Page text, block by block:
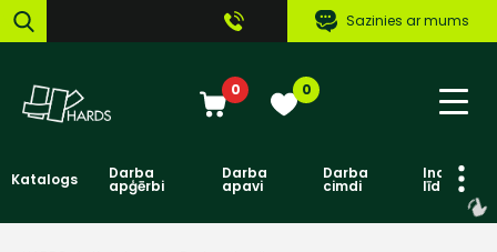
Sazinies ar mums
0 0
Katalogs Darba
apģērbi
Darba
apavi
Darba
cimdi līdzekļi